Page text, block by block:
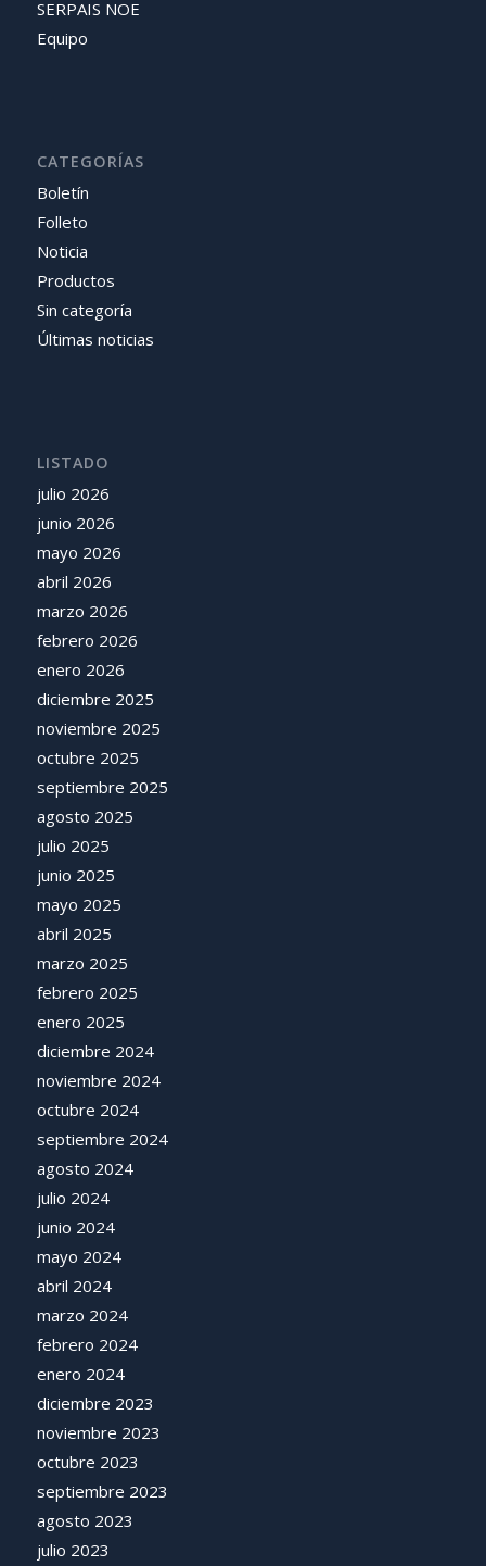
SERPAIS NOE
Equipo
CATEGORÍAS
Boletín
Folleto
Noticia
Productos
Sin categoría
Últimas noticias
LISTADO
julio 2026
junio 2026
mayo 2026
abril 2026
marzo 2026
febrero 2026
enero 2026
diciembre 2025
noviembre 2025
octubre 2025
septiembre 2025
agosto 2025
julio 2025
junio 2025
mayo 2025
abril 2025
marzo 2025
febrero 2025
enero 2025
diciembre 2024
noviembre 2024
octubre 2024
septiembre 2024
agosto 2024
julio 2024
junio 2024
mayo 2024
abril 2024
marzo 2024
febrero 2024
enero 2024
diciembre 2023
noviembre 2023
octubre 2023
septiembre 2023
agosto 2023
julio 2023